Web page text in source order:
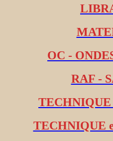
OC -
RAF -
TECHNIQUE
TECHNIQUE